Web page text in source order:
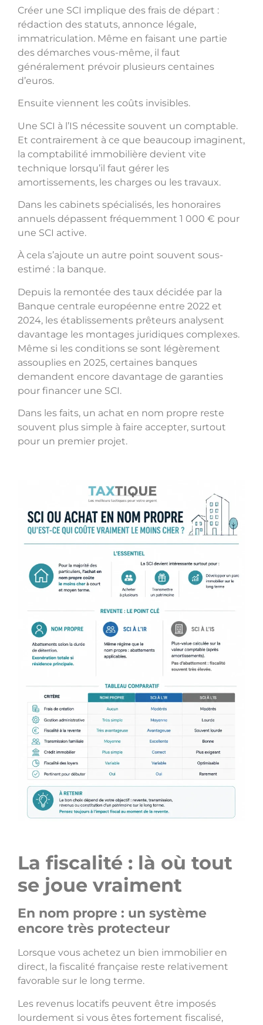
Créer une SCI implique des frais de départ :
rédaction des statuts, annonce légale,
immatriculation. Même en faisant une partie
des démarches vous-même, il faut
généralement prévoir plusieurs centaines
d’euros.
Ensuite viennent les coûts invisibles.
Une SCI à l’IS nécessite souvent un comptable.
Et contrairement à ce que beaucoup imaginent,
la comptabilité immobilière devient vite
technique lorsqu’il faut gérer les
amortissements, les charges ou les travaux.
Dans les cabinets spécialisés, les honoraires
annuels dépassent fréquemment 1 000 € pour
une SCI active.
À cela s’ajoute un autre point souvent sous-
estimé : la banque.
Depuis la remontée des taux décidée par la
Banque centrale européenne entre 2022 et
2024, les établissements prêteurs analysent
davantage les montages juridiques complexes.
Même si les conditions se sont légèrement
assouplies en 2025, certaines banques
demandent encore davantage de garanties
pour financer une SCI.
Dans les faits, un achat en nom propre reste
souvent plus simple à faire accepter, surtout
pour un premier projet.
La fiscalité : là où tout
se joue vraiment
En nom propre : un système
encore très protecteur
Lorsque vous achetez un bien immobilier en
direct, la fiscalité française reste relativement
favorable sur le long terme.
Les revenus locatifs peuvent être imposés
lourdement si vous êtes fortement fiscalisé,